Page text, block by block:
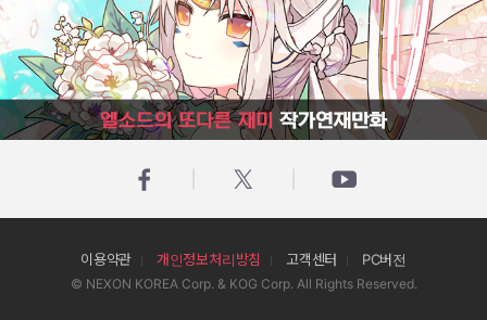
이용약관 개인정보처리방침 고객센터 PC버전
© NEXON KOREA Corp. & KOG Corp. All Rights Reserved.